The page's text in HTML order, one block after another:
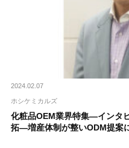
2024.02.07
ホシケミカルズ
化粧品OEM業界特集―インタ
拓―増産体制が整いODM提案